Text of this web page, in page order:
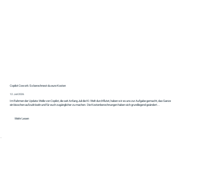
Copilot Cowork: So berechnest du eure Kosten
12. Juli 2026
Im Rahmen der Update-Welle von Copilot, die seit Anfang Juli die KI-Welt durchflutet, haben wir es uns zur Aufgabe gemacht, das Ganze
ein bisschen aufzudröseln und für euch zugänglicher zu machen. Die Kostenberechnungen haben sich grundlegend geändert...
Mehr Lesen